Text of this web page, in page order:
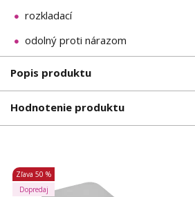
rozkladací
odolný proti nárazom
Popis produktu
Hodnotenie produktu
Zľava 50 %
Dopredaj